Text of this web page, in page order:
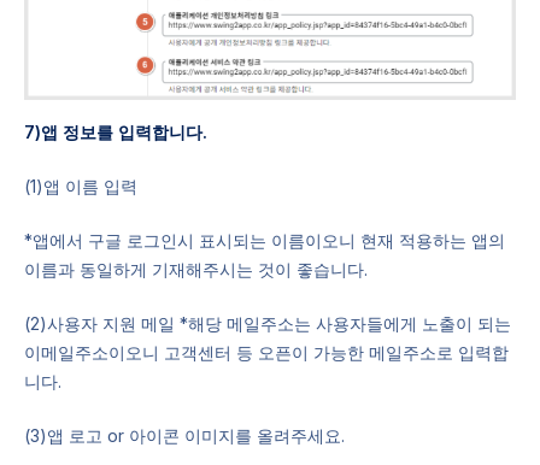
7)앱 정보를 입력합니다.
(1)앱 이름 입력
*앱에서 구글 로그인시 표시되는 이름이오니 현재 적용하는 앱의
이름과 동일하게 기재해주시는 것이 좋습니다.
(2)사용자 지원 메일 *해당 메일주소는 사용자들에게 노출이 되는
이메일주소이오니 고객센터 등 오픈이 가능한 메일주소로 입력합
니다.
(3)앱 로고 or 아이콘 이미지를 올려주세요.